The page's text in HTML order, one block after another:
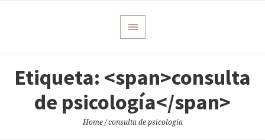
Etiqueta: <span>consulta
de psicología</span>
Home /consulta de psicología